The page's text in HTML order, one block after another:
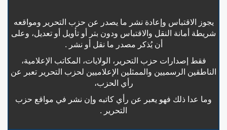
يجوز الاقتباس وإعادة نشر ما يصدر عن حزب التحرير ومواقعه
شريطة أمانة النقل والاقتباس ودون بتر أو تأويل أو تعديل، وعلى
أن يُذكر مصدر ما نقل أو نشر .
فقط إصدارات حزب التحرير، الولايات، المكاتب الإعلامية،
الناطقين الرسميين والممثلين الإعلاميين لحزب التحرير تعبر عن
رأي الحزب،
وما عدا ذلك فهو يعبر عن رأي كاتبه وإن نشر في مواقع حزب
التحرير .